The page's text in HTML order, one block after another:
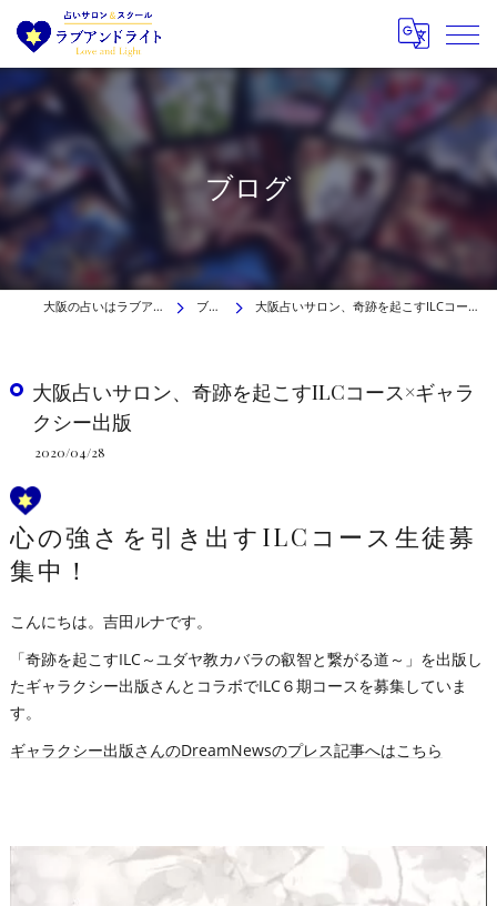
ブログ
大阪の占いはラブアンドライト ブログ 大阪占いサロン、奇跡を起こすILCコース×ギャラクシー出版
大阪占いサロン、奇跡を起こすILCコース×ギャラ
クシー出版
2020/04/28
心の強さを引き出すILCコース生徒募
集中！
こんにちは。吉田ルナです。
「奇跡を起こすILC～ユダヤ教カバラの叡智と繋がる道～」を出版し
たギャラクシー出版さんとコラボでILC６期コースを募集していま
す。
ギャラクシー出版さんのDreamNewsのプレス記事へはこちら